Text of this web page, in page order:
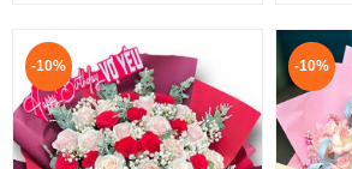
-10% -10%